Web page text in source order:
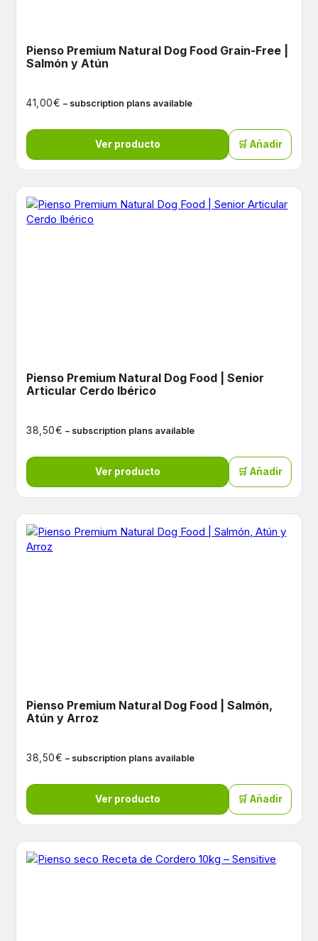
Pienso Premium Natural Dog Food Grain-Free |
Salmón y Atún
41,00€ – subscription plans available
Ver producto 🛒 Añadir
Pienso Premium Natural Dog Food | Senior
Articular Cerdo Ibérico
38,50€ – subscription plans available
Ver producto 🛒 Añadir
Pienso Premium Natural Dog Food | Salmón,
Atún y Arroz
38,50€ – subscription plans available
Ver producto 🛒 Añadir